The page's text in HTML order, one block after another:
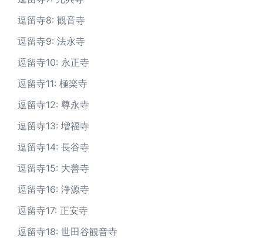
逗留寺8: 観音寺
逗留寺9: 法永寺
逗留寺10: 永正寺
逗留寺11: 極楽寺
逗留寺12: 尊永寺
逗留寺13: 増福寺
逗留寺14: 長谷寺
逗留寺15: 大善寺
逗留寺16: 浄源寺
逗留寺17: 正安寺
逗留寺18: 世田谷観音寺